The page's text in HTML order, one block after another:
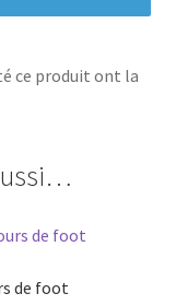
ce produit ont la
de foot